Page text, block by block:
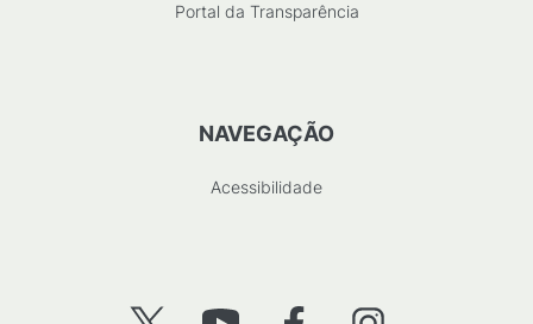
Portal da Transparência
NAVEGAÇÃO
Acessibilidade